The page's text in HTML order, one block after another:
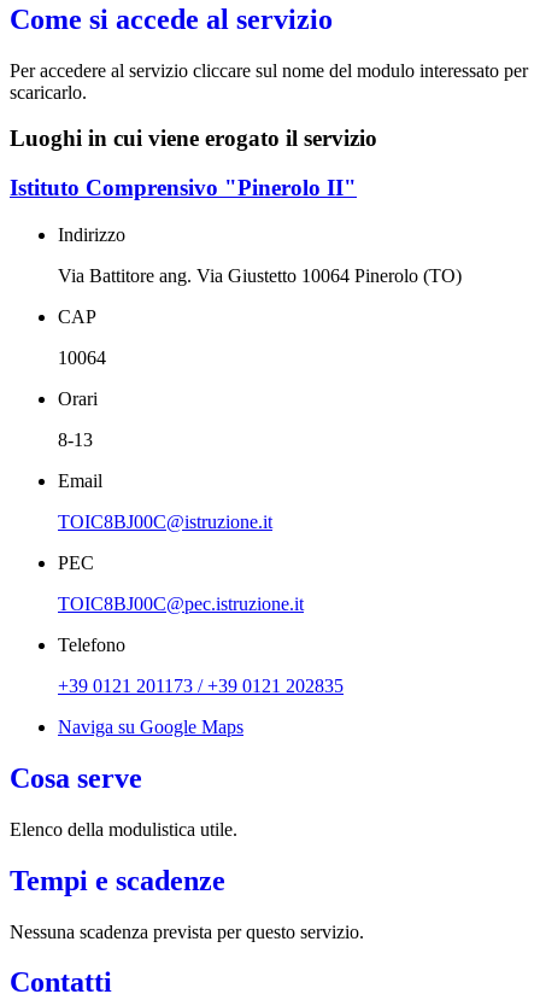
Come si accede al servizio
Per accedere al servizio cliccare sul nome del modulo interessato per
scaricarlo.
Luoghi in cui viene erogato il servizio
Istituto Comprensivo "Pinerolo II"
Indirizzo
Via Battitore ang. Via Giustetto 10064 Pinerolo (TO)
CAP
10064
Orari
8-13
Email
TOIC8BJ00C@istruzione.it
PEC
TOIC8BJ00C@pec.istruzione.it
Telefono
+39 0121 201173 / +39 0121 202835
Naviga su Google Maps
Cosa serve
Elenco della modulistica utile.
Tempi e scadenze
Nessuna scadenza prevista per questo servizio.
Contatti